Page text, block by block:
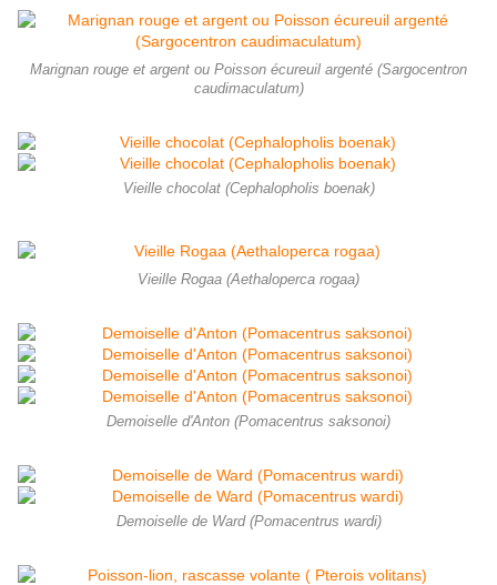
Marignan rouge et argent ou Poisson écureuil argenté (Sargocentron
caudimaculatum)
Vieille chocolat (Cephalopholis boenak)
Vieille Rogaa (Aethaloperca rogaa)
Demoiselle d'Anton (Pomacentrus saksonoi)
Demoiselle de Ward (Pomacentrus wardi)